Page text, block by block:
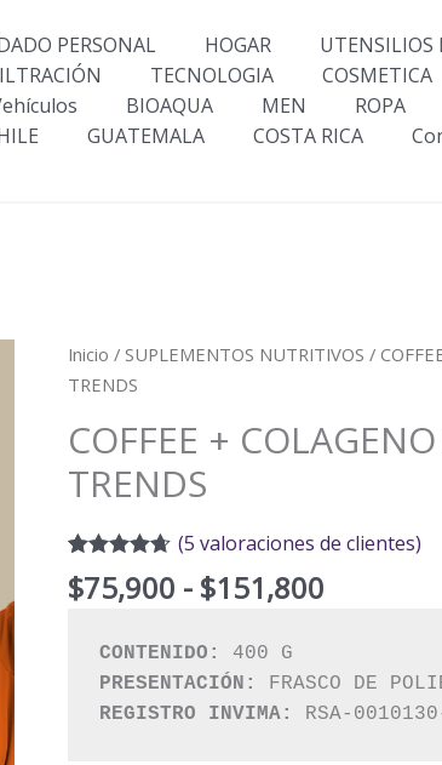
PERSONAL HOGAR
UTENSILIOS
TECNOLOGIA
COSMETICA
BIOAQUA MEN ROPA
GUATEMALA COSTA RICA
Inicio / SUPLEMENTOS NUTRITIVOS /
TRENDS
COFFEE +
TRENDS
Valorado
con 4.60de
5
valoraciones
(5 valoraciones de clientes)
$75,900 - $151,800
Rango
desde
$151,800
CONTENIDO:
PRESENTACIÓN:
REGISTRO INVIMA:
RSA-
COFFEE
+
NATURA
TRENDS
cantidad